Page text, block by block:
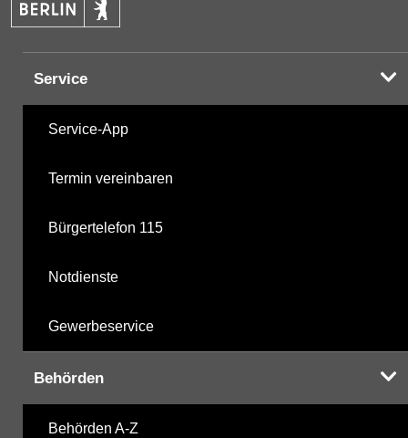
Service
Service-App
Termin vereinbaren
Bürgertelefon 115
Notdienste
Gewerbeservice
Behörden
Behörden A-Z